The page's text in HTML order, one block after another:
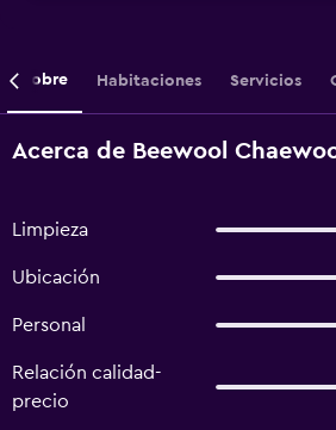
Sobre Habitaciones Servicios
Acerca de Beewool
Limpieza
Ubicación
Personal
Relación calidad-
precio